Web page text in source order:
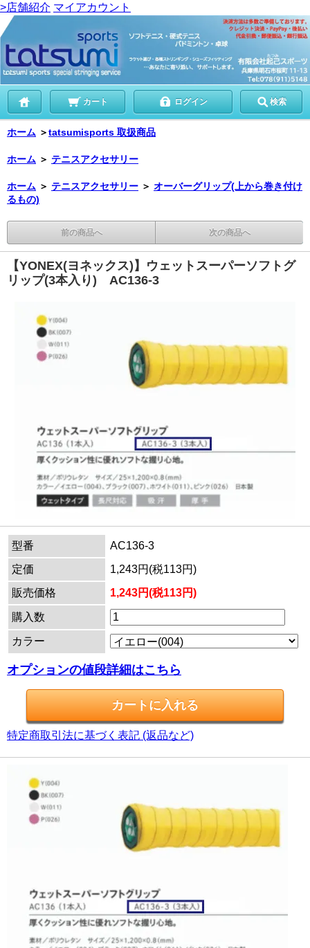
>店舗紹介 マイアカウント
カート ログイン 検索
ホーム ＞tatsumisports 取扱商品
ホーム ＞ テニスアクセサリー
ホーム ＞ テニスアクセサリー ＞ オーバーグリップ(上から巻き付け
るもの)
前の商品へ 次の商品へ
【YONEX(ヨネックス)】ウェットスーパーソフトグ
リップ(3本入り) AC136-3
型番
AC136-3
定価
1,243円(税113円)
販売価格
1,243円(税113円)
購入数
カラー
オプションの値段詳細はこちら
特定商取引法に基づく表記 (返品など)